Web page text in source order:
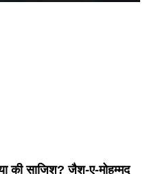
की साजिश? जैश-ए-मोहम्मद